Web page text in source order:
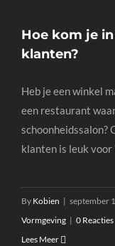
Hoe kom je
klanten?
Heb je een winkel
een restaurant
schoonheidssalon?
klanten is leuk voor
By Kobien | september
Vormgeving | 0 Reacties
Lees Meer